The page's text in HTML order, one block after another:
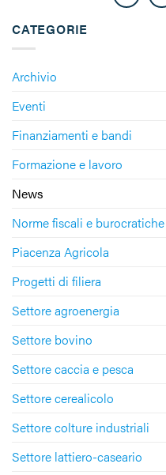
CATEGORIE
Archivio
Eventi
Finanziamenti e bandi
Formazione e lavoro
News
Norme fiscali e burocratiche
Piacenza Agricola
Progetti di filiera
Settore agroenergia
Settore bovino
Settore caccia e pesca
Settore cerealicolo
Settore colture industriali
Settore lattiero-caseario